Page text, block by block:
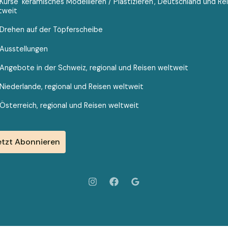
auf der Töpferscheibe
in der Schweiz, regional und Reisen weltweit
regional und Reisen weltweit
regional und Reisen weltweit